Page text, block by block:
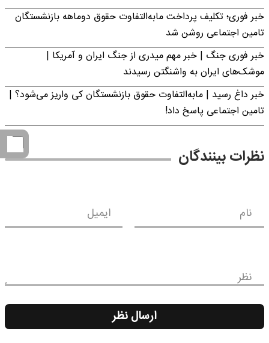
خبر فوری؛ تکلیف پرداخت مابه‌التفاوت حقوق دوماهه بازنشستگان
تامین اجتماعی روشن شد
خبر فوری جنگ | خبر مهم میدری از جنگ ایران و آمریکا |
موشک‌های ایران به واشنگتن رسیدند
خبر داغ رسید | مابه‌التفاوت حقوق بازنشستگان کی واریز می‌شود؟ |
تامین اجتماعی پاسخ داد!
نظرات بینندگان
نام ایمیل
نظر
ارسال نظر